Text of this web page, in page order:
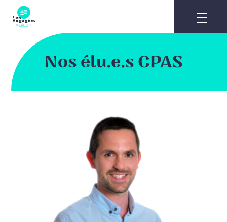
content
Nos élu.e.s CPAS